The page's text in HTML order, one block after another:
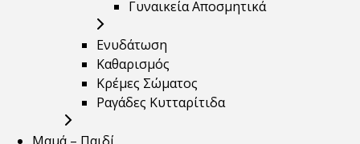
Γυναικεία Αποσμητικά
Ενυδάτωση
Καθαρισμός
Κρέμες Σώματος
Ραγάδες Κυτταρίτιδα